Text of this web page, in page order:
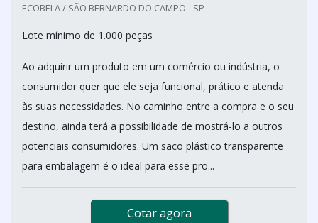
ECOBELA / SÃO BERNARDO DO CAMPO - SP
Lote mínimo de 1.000 peças
Ao adquirir um produto em um comércio ou indústria, o
consumidor quer que ele seja funcional, prático e atenda
às suas necessidades. No caminho entre a compra e o seu
destino, ainda terá a possibilidade de mostrá-lo a outros
potenciais consumidores. Um saco plástico transparente
para embalagem é o ideal para esse pro...
Cotar agora